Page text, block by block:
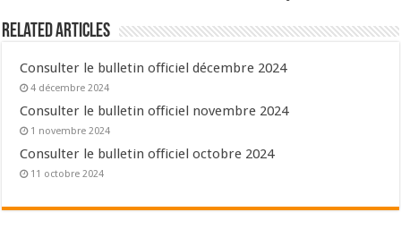
Related Articles
Consulter le bulletin officiel décembre 2024
4 décembre 2024
Consulter le bulletin officiel novembre 2024
1 novembre 2024
Consulter le bulletin officiel octobre 2024
11 octobre 2024